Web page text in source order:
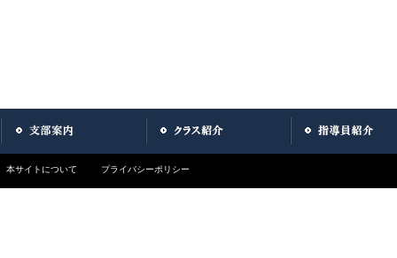
本サイトについて プライバシーポリシー